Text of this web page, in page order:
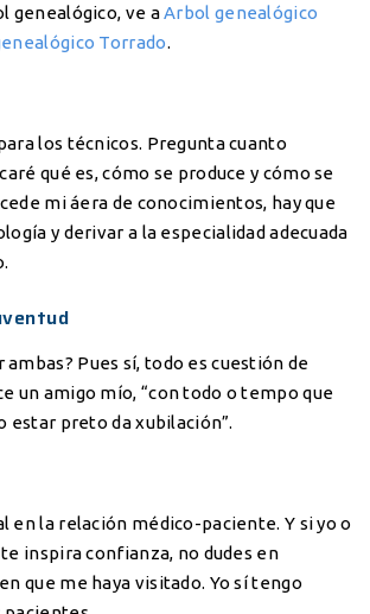
genealógico, ve aArbol genealógico
Torrado.
los técnicos. Pregunta cuanto
qué es, cómo se produce y cómo se
mi áera de conocimientos, hay que
y derivar a la especialidad adecuada
ambas? Pues sí, todo es cuestión de
un amigo mío, “con todo o tempo que
estar preto da xubilación”.
en la relación médico-paciente. Y si yo o
inspira confianza, no dudes en
que me haya visitado. Yo sí tengo